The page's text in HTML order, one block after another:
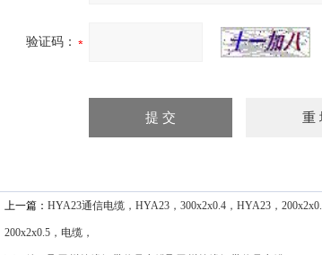
验证码：
上一篇： HYA23通信电缆，HYA23，300x2x0.4，HYA23，
200x2x0.5，电缆，